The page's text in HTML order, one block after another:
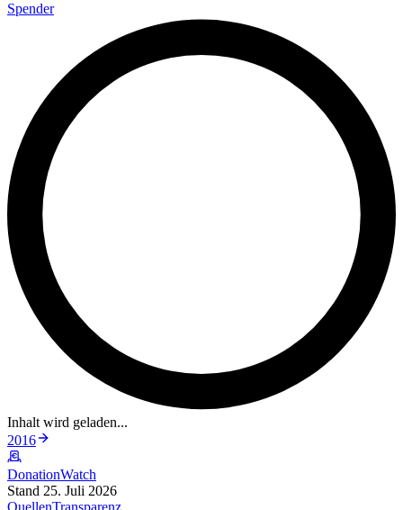
Spender
Inhalt wird geladen...
2016
DonationWatch
Stand 25. Juli 2026
QuellenTransparenz